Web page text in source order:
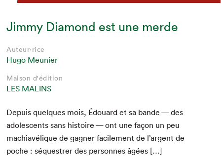
Jimmy Diamond est une merde
Auteur·rice
Hugo Meunier
Maison d'édition
LES MALINS
Depuis quelques mois, Édouard et sa bande — des
ado­les­cents sans his­toire — ont une façon un peu
machi­avélique de gag­n­er facile­ment de l’argent de
poche : séquestr­er des per­son­nes âgées […]